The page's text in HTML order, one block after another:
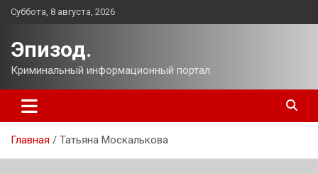
Перейти
Суббота, 8 августа, 2026
Эпизод.
Криминальный информационный портал.
Главная Татьяна Москалькова